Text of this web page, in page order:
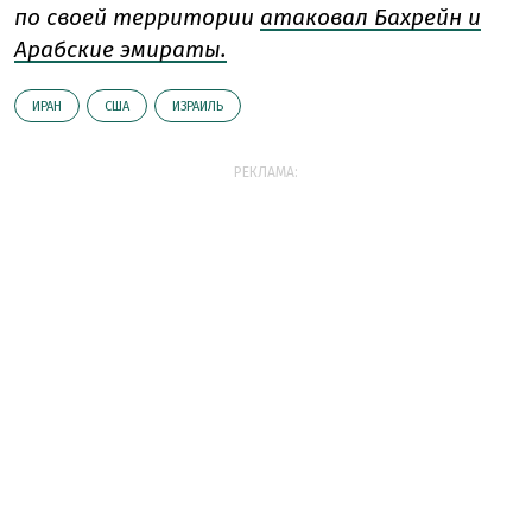
по своей территории атаковал Бахрейн и
Арабские эмираты.
ИРАН США ИЗРАИЛЬ
РЕКЛАМА: